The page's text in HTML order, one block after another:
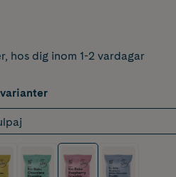
, hos dig inom 1-2 vardagar